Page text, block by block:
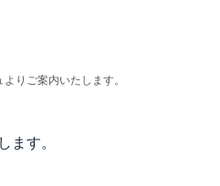
りご案内いたします。
ます。